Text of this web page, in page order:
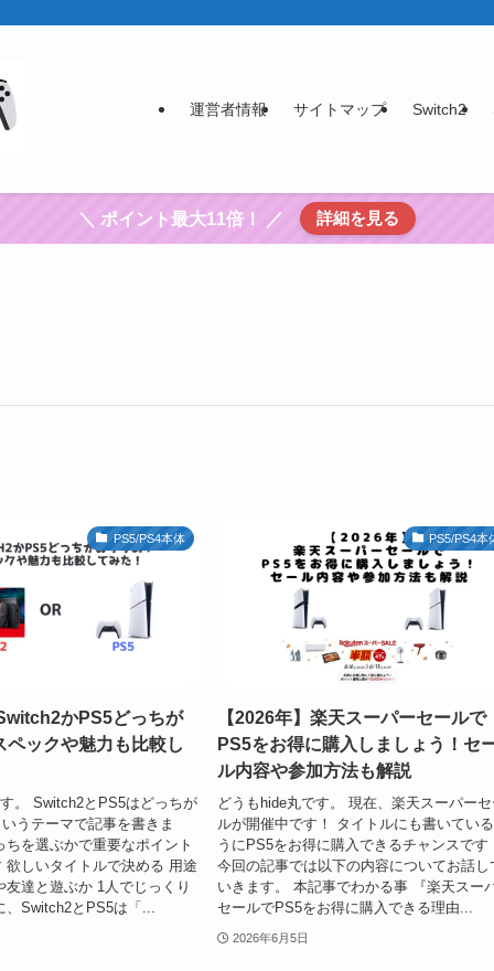
運営者情報 サイトマップ Switch2
＼ ポイント最大11倍！ ／ 詳細を見る
PS5/PS4本体
かPS5どっちが
ペックや魅力も比較し
。 Switch2とPS5はどっちが
うテーマで記事を書きま
ちを選ぶかで重要なポイント
欲しいタイトルで決める 用途
友達と遊ぶか 1人でじっくり
Switch2とPS5は「...
PS5/PS4本
【2026年】楽天スーパーセールで
PS5をお得に購入しましょう！セ
ル内容や参加方法も解説
どうもhide丸です。 現在、楽天スーパーセ
ルが開催中です！ タイトルにも書いている
うにPS5をお得に購入できるチャンスです
今回の記事では以下の内容についてお話し
いきます。 本記事でわかる事 『楽天スー
セールでPS5をお得に購入できる理由...
2026年6月5日